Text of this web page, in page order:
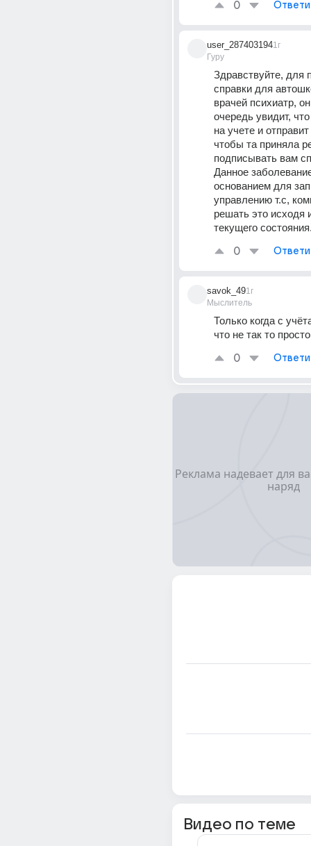
0
user_287403194
Гуру
1г
Здравствуйте, для
справки для
врачей психиатр,
очередь увидит,
на учете и
чтобы та приняла
подписывать вам
Данное
основанием для
управлению т.с,
решать это исходя
текущего
0
savok_49
Мыслитель
1г
Только когда с
что не так то
0
Видео по теме